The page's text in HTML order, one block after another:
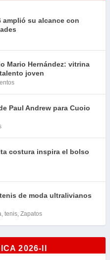
amplió su alcance con
Mario Hernández: vitrina
joven
Paul Andrew para Cuoio
costura inspira el bolso
de moda ultralivianos
, tenis, Zapatos
2026-II